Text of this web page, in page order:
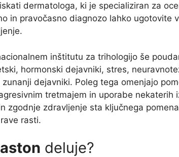
dermatologa, ki je specializiran za
in pravočasno diagnozo lahko ugotovite
inštitutu za trihologijo še
hormonski dejavniki, stres,
dejavniki. Poleg tega omenjajo
tretmajem in uporabe nekaterih
zgodnje zdravljenje sta ključnega
rasti.
deluje?